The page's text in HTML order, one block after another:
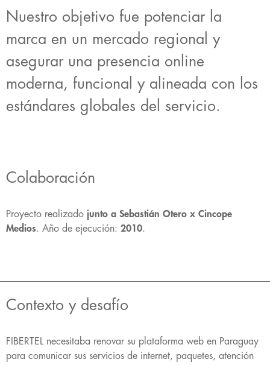
Nuestro objetivo fue potenciar la
marca en un mercado regional y
asegurar una presencia online
moderna, funcional y alineada con los
estándares globales del servicio.
Colaboración
Proyecto realizado junto a Sebastián Otero x Cincope
Medios. Año de ejecución: 2010.
Contexto y desafío
FIBERTEL necesitaba renovar su plataforma web en Paraguay
para comunicar sus servicios de internet, paquetes, atención